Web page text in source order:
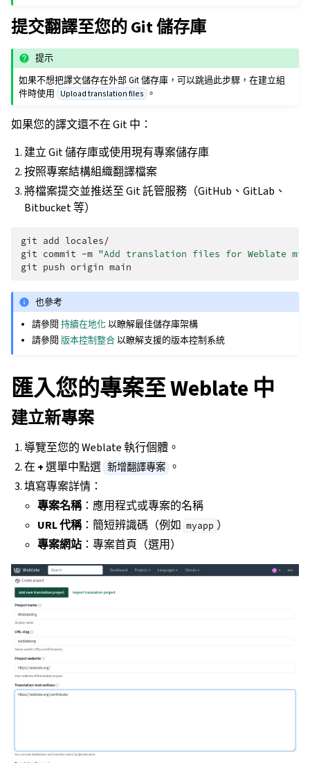
提交翻譯至您的 Git 儲存庫
提示
如果不想把譯文儲存在外部 Git 儲存庫，可以跳過此步驟，在建立組
件時使用 Upload translation files 。
如果您的譯文還不在 Git 中：
建立 Git 儲存庫或使用現有專案儲存庫
按照專案結構組織翻譯檔案
將檔案提交並推送至 Git 託管服務（GitHub、GitLab、
Bitbucket 等）
git add locales/
git commit -m "Add translation files for Weblate
git push origin
也參考
請參閱持續在地化以瞭解最佳儲存庫架構
請參閱 版本控制整合以瞭解支援的版本控制系統
匯入您的專案至 Weblate 中
建立新專案
導覽至您的 Weblate 執行個體。
在 +選單中點選 新增翻譯專案 。
填寫專案詳情：
專案名稱：應用程式或專案的名稱
URL 代稱：簡短辨識碼（例如 myapp ）
專案網站 ：專案首頁（選用）